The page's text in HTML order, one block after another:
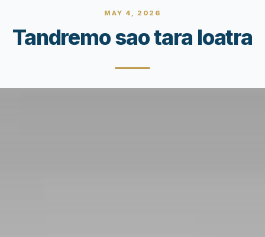
MAY 4, 2026
Tandremo sao tara loatra